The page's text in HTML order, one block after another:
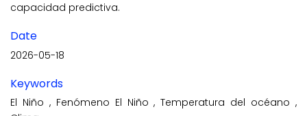
capacidad predictiva.
Date
2026-05-18
Keywords
El Niño , Fenómeno El Niño,Temperatura del océano,